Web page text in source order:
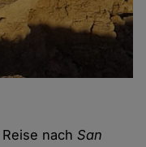
Reise nachSan